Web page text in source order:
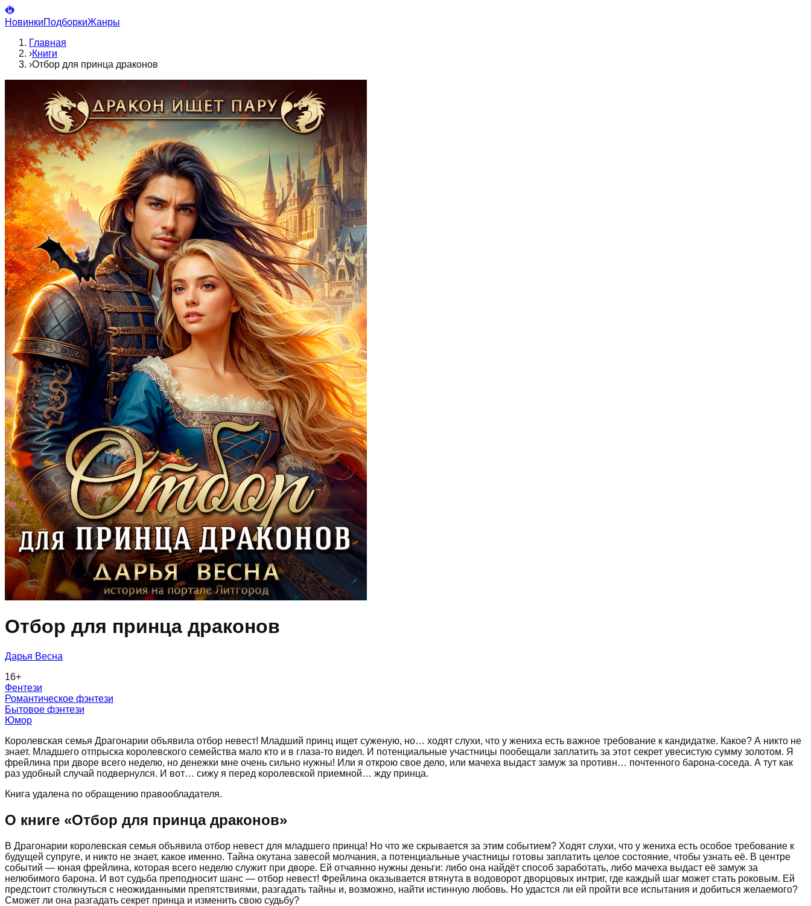
НовинкиПодборкиЖанры
Главная
›Книги
›Отбор для принца драконов
Отбор для принца драконов
Дарья Весна
16+
Фентези
Романтическое фэнтези
Бытовое фэнтези
Юмор
Королевская семья Драгонарии объявила отбор невест! Младший принц ищет суженую, но… ходят слухи, что у жениха есть важное требование к кандидатке. Какое? А никто не
знает. Младшего отпрыска королевского семейства мало кто и в глаза-то видел. И потенциальные участницы пообещали заплатить за этот секрет увесистую сумму золотом. Я
фрейлина при дворе всего неделю, но денежки мне очень сильно нужны! Или я открою свое дело, или мачеха выдаст замуж за противн… почтенного барона-соседа. А тут как
раз удобный случай подвернулся. И вот… сижу я перед королевской приемной… жду принца.
Книга удалена по обращению правообладателя.
О книге «Отбор для принца драконов»
В Драгонарии королевская семья объявила отбор невест для младшего принца! Но что же скрывается за этим событием? Ходят слухи, что у жениха есть особое требование к
будущей супруге, и никто не знает, какое именно. Тайна окутана завесой молчания, а потенциальные участницы готовы заплатить целое состояние, чтобы узнать её. В центре
событий — юная фрейлина, которая всего неделю служит при дворе. Ей отчаянно нужны деньги: либо она найдёт способ заработать, либо мачеха выдаст её замуж за
нелюбимого барона. И вот судьба преподносит шанс — отбор невест! Фрейлина оказывается втянута в водоворот дворцовых интриг, где каждый шаг может стать роковым. Ей
предстоит столкнуться с неожиданными препятствиями, разгадать тайны и, возможно, найти истинную любовь. Но удастся ли ей пройти все испытания и добиться желаемого?
Сможет ли она разгадать секрет принца и изменить свою судьбу?